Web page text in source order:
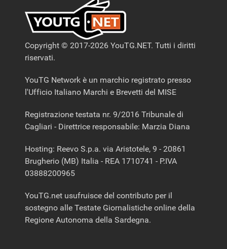
Copyright © 2017-2026 YouTG.NET. Tutti i diritti
riservati.
YouTG Network è un marchio registrato presso
l'Ufficio Italiano Marchi e Brevetti del MISE
Registrazione testata nr. 9/2016 Tribunale di
Cagliari - Direttrice responsabile: Marzia Diana
Hosting: Reevo S.p.a. via Aristotele, 9 - 20861
Brugherio (MB) Italia - REA 1710741 - P.IVA
03888200965
YouTG.net usufruisce del contributo per il
sostegno alle Testate Giornalistiche online della
Regione Autonoma della Sardegna.